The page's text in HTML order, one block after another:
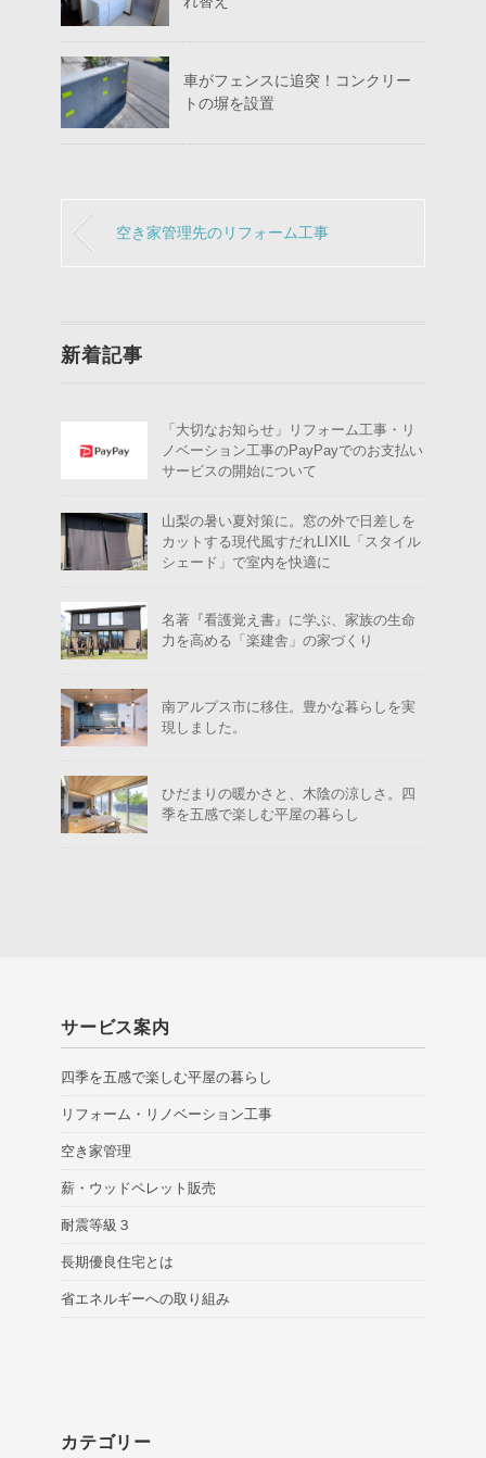
車がフェンスに追突！コンクリー
トの塀を設置
空き家管理先のリフォーム工事
新着記事
「大切なお知らせ」リフォーム工事・リ
ノベーション工事のPayPayでのお支払い
サービスの開始について
山梨の暑い夏対策に。窓の外で日差しを
カットする現代風すだれLIXIL「スタイル
シェード」で室内を快適に
名著『看護覚え書』に学ぶ、家族の生命
力を高める「楽建舎」の家づくり
南アルプス市に移住。豊かな暮らしを実
現しました。
ひだまりの暖かさと、木陰の涼しさ。四
季を五感で楽しむ平屋の暮らし
サービス案内
四季を五感で楽しむ平屋の暮らし
リフォーム・リノベーション工事
空き家管理
薪・ウッドペレット販売
耐震等級３
長期優良住宅とは
省エネルギーへの取り組み
カテゴリー